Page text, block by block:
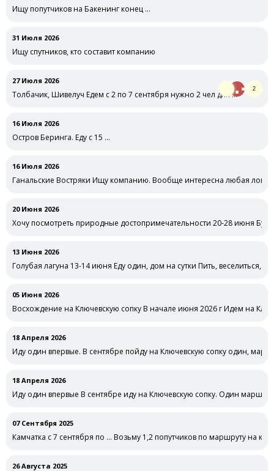
Ищу попутчиков на Бакенинг конец …
31 Июля 2026
Ищу спутников, кто составит компанию
27 Июля 2026
Толбачик, Шивелуч Едем с 2 по 7 сентября нужно 2 чел для …
2
16 Июля 2026
Остров Беринга. Еду с 15 …
16 Июля 2026
Ганальские Востряки Ищу компанию. Вообще интересна любая
20 Июня 2026
Хочу посмотреть природные достопримечательности 20-28 июня
13 Июня 2026
Голубая лагуна 13-14 июня Еду один, дом на сутки Пить, веселиться,
05 Июня 2026
Восхождение на Ключевскую сопку В начале июня 2026 г Идем на
18 Апреля 2026
Иду один впервые. В сентябре пойду на Ключевскую сопку один,
18 Апреля 2026
Иду один впервые В сентябре иду на Ключевскую сопку. Один
07 Сентября 2025
Камчатка с 7 сентября по … Возьму 1,2 попутчиков по маршруту на
26 Августа 2025